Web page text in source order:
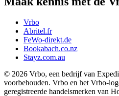
Vrbo
Abritel.fr
FeWo-direkt.de
Bookabach.co.nz
Stayz.com.au
© 2026 Vrbo, een bedrijf van
voorbehouden. Vrbo en het Vrbo-
geregistreerde handelsmerken van